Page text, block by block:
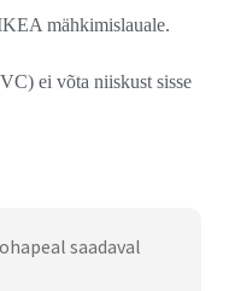
mähkimislauale.
ei võta niiskust sisse
saadaval